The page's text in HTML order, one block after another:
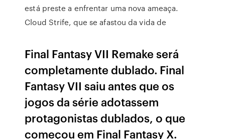
está preste a enfrentar uma nova ameaça.
Cloud Strife, que se afastou da vida de
Final Fantasy VII Remake será
completamente dublado. Final
Fantasy VII saiu antes que os
jogos da série adotassem
protagonistas dublados, o que
começou em Final Fantasy X.